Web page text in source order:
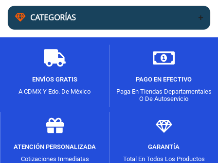
CATEGORÍAS
ENVÍOS GRATIS
A CDMX Y Edo. De México
PAGO EN EFECTIVO
Paga En Tiendas Departamentales
O De Autoservicio
ATENCIÓN PERSONALIZADA
Cotizaciones Inmediatas
GARANTÍA
Total En Todos Los Productos